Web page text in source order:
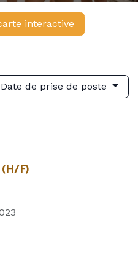
interactive
Date de prise de poste
F)